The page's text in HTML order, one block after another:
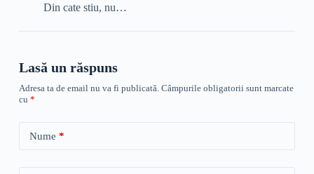
Din cate stiu, nu…
Lasă un răspuns
Adresa ta de email nu va fi publicată. Câmpurile obligatorii sunt marcate
cu *
Nume *